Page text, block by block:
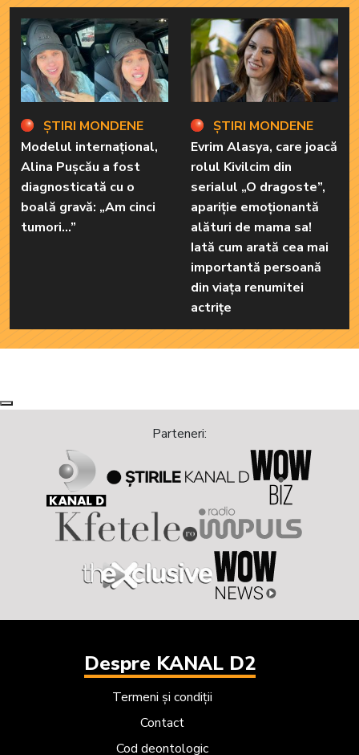
ȘTIRI MONDENE
Modelul internațional,
Alina Pușcău a fost
diagnosticată cu o
boală gravă: „Am cinci
tumori...”
ȘTIRI MONDENE
Evrim Alasya, care joacă
rolul Kivilcim din
serialul „O dragoste”,
apariție emoționantă
alături de mama sa!
Iată cum arată cea mai
importantă persoană
din viața renumitei
actrițe
Next
Previous
Parteneri:
Despre KANAL D2
Termeni și condiții
Contact
Cod deontologic